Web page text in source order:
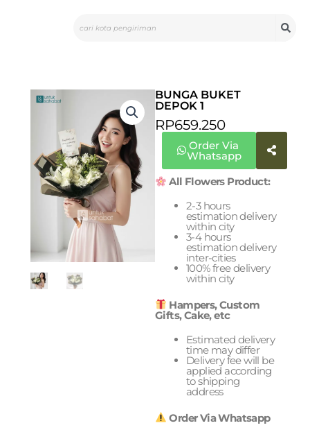
BUNGA BUKET
DEPOK 1
RP659.250
Order Via
Whatsapp
All Flowers Product:
2-3 hours
estimation delivery
within city
3-4 hours
estimation delivery
inter-cities
100% free delivery
within city
Hampers, Custom
Gifts, Cake, etc
Estimated delivery
time may differ
Delivery fee will be
applied according
to shipping
address
Order Via Whatsapp